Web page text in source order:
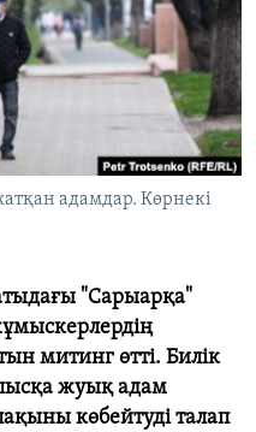
адамдар. Көрнекі
"Сарыарқа"
митинг өтті. Билік
жуық адам
көбейтуді талап